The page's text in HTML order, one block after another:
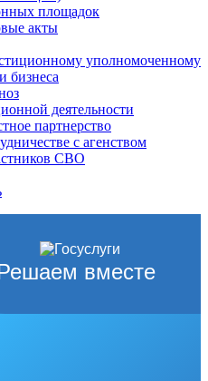
площадок
акты
уполномоченному
бизнеса
деятельности
партнерство
с агенством
СВО
вместе